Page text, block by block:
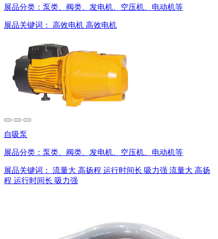
展品分类： 泵类、阀类、发电机、空压机、电动机等
展品关键词： 高效电机 高效电机
自吸泵
展品分类： 泵类、阀类、发电机、空压机、电动机等
展品关键词： 流量大 高扬程 运行时间长 吸力强 流量大 高扬
程 运行时间长 吸力强